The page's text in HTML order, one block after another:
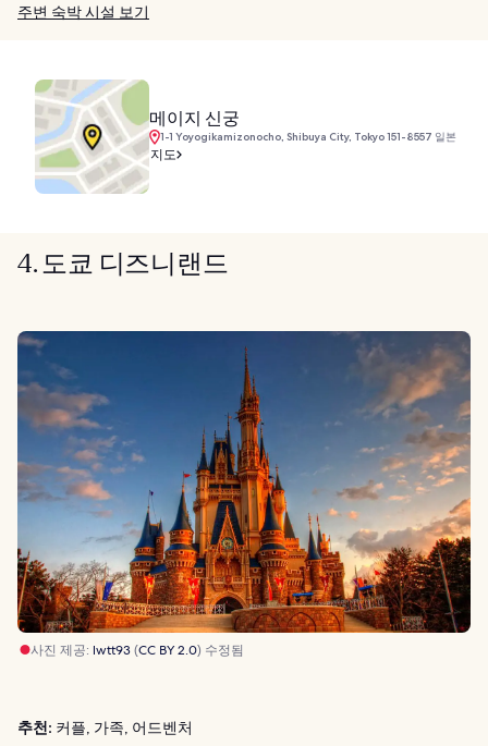
주변 숙박 시설 보기
메이지 신궁
1-1 Yoyogikamizonocho, Shibuya City, Tokyo 151-8557 일본
지도
4. 도쿄 디즈니랜드
사진 제공: lwtt93(CC BY 2.0) 수정됨
추천: 커플, 가족, 어드벤처